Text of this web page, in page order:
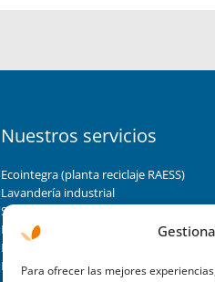
Para ofrecer las mejores
Nuestros servicios
Ecointegra (planta reciclaje RAESS)
Lavandería industrial
Servicios de ayudas técnicas
Brigadas de limpieza y jardinería
Montaje industrial/enclaves laborales
Enclaves